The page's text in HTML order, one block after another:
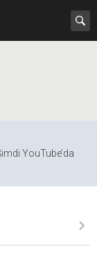
YouTube’da